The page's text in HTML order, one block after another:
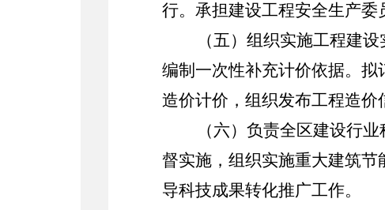
行。承担建设工程安全生产委
（五）组织实施工程建
编制一次性补充计价依据。 拟
造价计价，组织发布工程造价
（六）负责全区建设行
督实施，组织实施重大建筑
导科技成果转化推广工作。